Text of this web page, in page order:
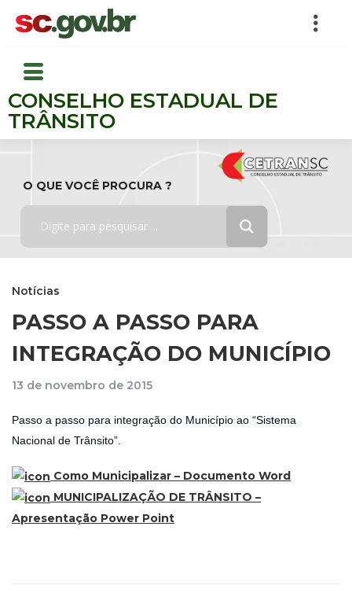
CONSELHO ESTADUAL DE
TRÂNSITO
O QUE VOCÊ PROCURA ?
Notícias
PASSO A PASSO PARA
INTEGRAÇÃO DO MUNICÍPIO
13 de novembro de 2015
Passo a passo para integração do Município ao “Sistema
Nacional de Trânsito”.
Como Municipalizar – Documento Word
MUNICIPALIZAÇÃO DE TRÂNSITO –
Apresentação Power Point